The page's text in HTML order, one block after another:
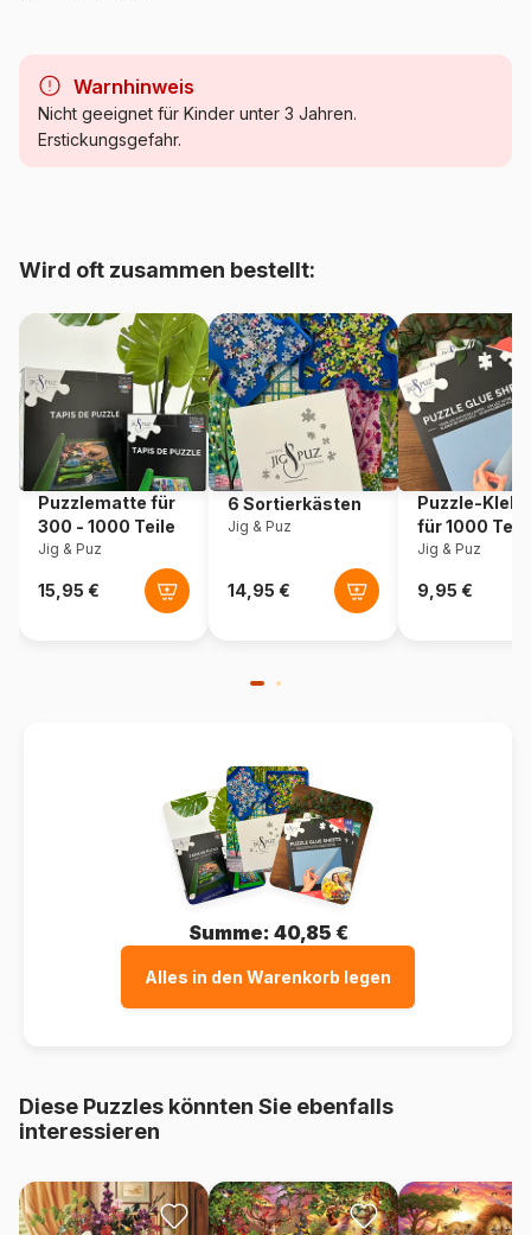
Kategorie Puzzle - Schiffe und Boote
Artikelnummer Art-Puzzle-4367
EAN 8697950843676
Teileanzahl 1000 Teile
Maße 68 x 48 cm
Warnhinweis
Nicht geeignet für Kinder unter 3 Jahren.
Erstickungsgefahr.
Wird oft zusammen bestellt:
Puzzlematte für
300 - 1000 Teile
Jig & Puz
6 Sortierkästen
Jig & Puz
Puzzle-
für 1000
Jig & Puz
Summe: 40,85 €
Alles in den Warenkorb legen
Diese Puzzles könnten Sie ebenfalls
interessieren